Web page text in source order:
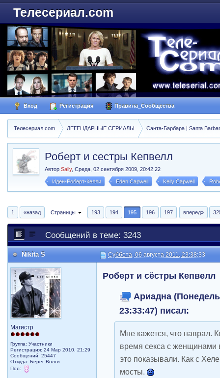
Телесериал.com
Вход Регистрация Правила_Сообщества
Телесериал.com ЛЕГЕНДАРНЫЕ СЕРИАЛЫ Санта-Барбара | Santa
Роберт и сестры Кепвелл
АвторSally,Среда, 02 сентября 2009, 20:42:22
Иден-Роберт-Келли Eden Capwell Kelly Capwell
1 «назад Страницы 193 194 195 196 197 вперед»
Сообщений в теме: 3243
Nikita S Суббота, 06 августа 2011, 23:38:33
Магистр
Группа: Участники
Регистрация: 24 Мар 2010, 21:29
Сообщений: 25447
Откуда: Берег Волги
Пол:
Роберт и сёстры Кепвелл
Ариадна
23:33:47) писал:
Мне кажется, что наврал.
время секса с женщинами
это показывали. Как с
мосты.